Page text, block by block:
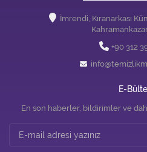
İmrendi, Kıranarkası
+90 312
E-
En son haberler, bildirimler ve